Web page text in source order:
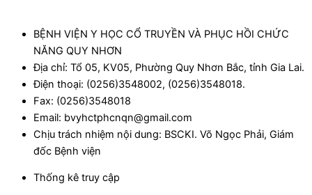
BỆNH VIỆN Y HỌC CỔ TRUYỀN VÀ PHỤC HỒI CHỨC
NĂNG QUY NHƠN
Địa chỉ: Tổ 05, KV05, Phường Quy Nhơn Bắc, tỉnh Gia Lai.
Điện thoại: (0256)3548002, (0256)3548018.
Fax: (0256)3548018
Email: bvyhctphcnqn@gmail.com
Chịu trách nhiệm nội dung: BSCKI. Võ Ngọc Phải, Giám
đốc Bệnh viện
Thống kê truy cập